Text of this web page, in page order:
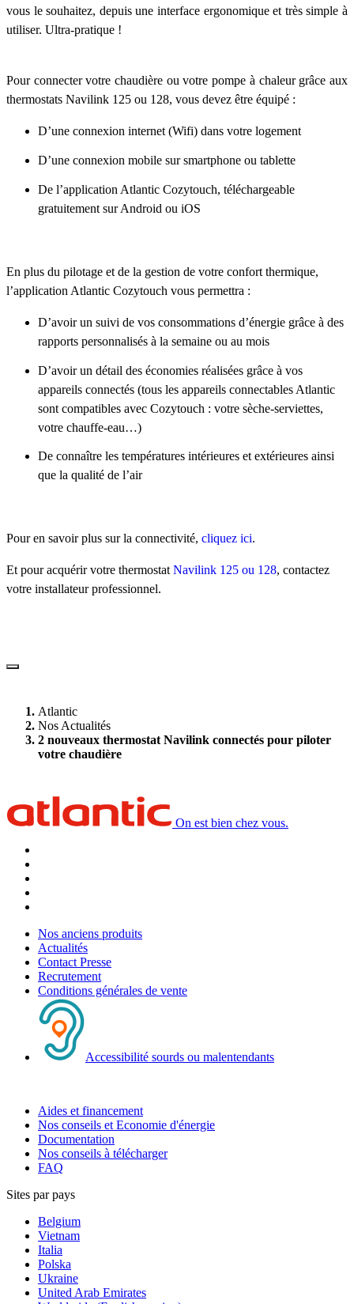
vous le souhaitez, depuis une interface ergonomique et très simple à
utiliser. Ultra-pratique !
Pour connecter votre chaudière ou votre pompe à chaleur grâce aux
thermostats Navilink 125 ou 128, vous devez être équipé :
D’une connexion internet (Wifi) dans votre logement
D’une connexion mobile sur smartphone ou tablette
De l’application Atlantic Cozytouch, téléchargeable
gratuitement sur Android ou iOS
En plus du pilotage et de la gestion de votre confort thermique,
l’application Atlantic Cozytouch vous permettra :
D’avoir un suivi de vos consommations d’énergie grâce à des
rapports personnalisés à la semaine ou au mois
D’avoir un détail des économies réalisées grâce à vos
appareils connectés (tous les appareils connectables Atlantic
sont compatibles avec Cozytouch : votre sèche-serviettes,
votre chauffe-eau…)
De connaître les températures intérieures et extérieures ainsi
que la qualité de l’air
Pour en savoir plus sur la connectivité, cliquez ici.
Et pour acquérir votre thermostat Navilink 125 ou 128, contactez
votre installateur professionnel.
Atlantic
Nos Actualités
2 nouveaux thermostat Navilink connectés pour piloter
votre chaudière
On est bien chez vous.
Nos anciens produits
Actualités
Contact Presse
Recrutement
Conditions générales de vente
Accessibilité sourds ou malentendants
Aides et financement
Nos conseils et Economie d'énergie
Documentation
Nos conseils à télécharger
FAQ
Sites par pays
Belgium
Vietnam
Italia
Polska
Ukraine
United Arab Emirates